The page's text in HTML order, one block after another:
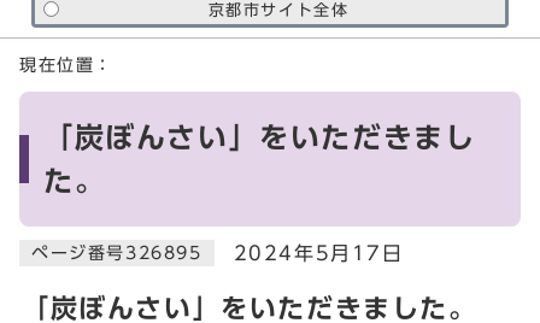
京都市サイト全体
ここから本文です
現在位置：
「炭ぼんさい」をいただきまし
た。
ページ番号326895 2024年5月17日
「炭ぼんさい」をいただきました。